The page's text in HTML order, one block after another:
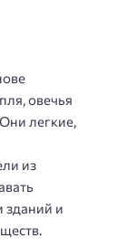
овечья
легкие,
из
и